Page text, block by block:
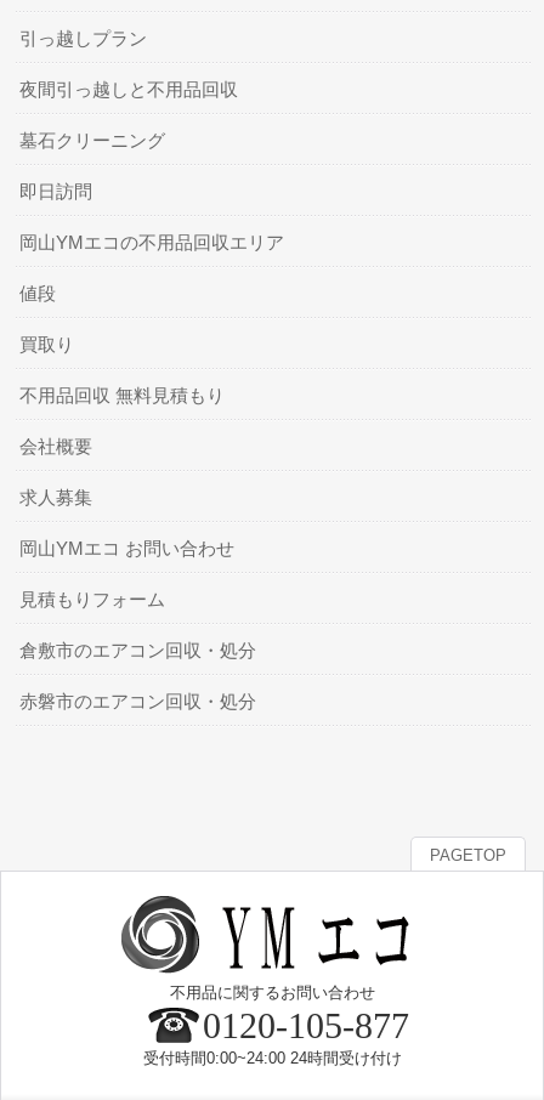
引っ越しプラン
夜間引っ越しと不用品回収
墓石クリーニング
即日訪問
岡山YMエコの不用品回収エリア
値段
買取り
不用品回収 無料見積もり
会社概要
求人募集
岡山YMエコ お問い合わせ
見積もりフォーム
倉敷市のエアコン回収・処分
赤磐市のエアコン回収・処分
PAGETOP
不用品に関するお問い合わせ
0120-105-877
受付時間0:00~24:00 24時間受け付け